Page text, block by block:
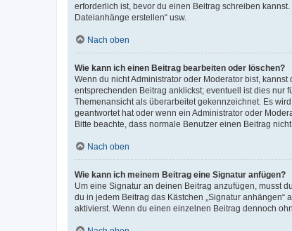
erforderlich ist, bevor du einen Beitrag schreiben
Dateianhänge erstellen“ usw.
Nach oben
Wie kann ich einen Beitrag bearbeiten oder löschen?
Wenn du nicht Administrator oder Moderator bist,
entsprechenden Beitrag anklickst; eventuell ist dies nur
Themenansicht als überarbeitet gekennzeichnet. Es
geantwortet hat oder wenn ein Administrator oder
Bitte beachte, dass normale Benutzer einen Beitrag
Nach oben
Wie kann ich meinem Beitrag eine Signatur anfügen?
Um eine Signatur an deinen Beitrag anzufügen, musst
du in jedem Beitrag das Kästchen „Signatur
aktivierst. Wenn du einen einzelnen Beitrag dennoch